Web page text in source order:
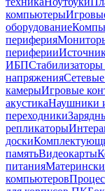
компьютеры
оборудование
периферия
периферии
ИБП
напряжения
камерыИгровые
акустикаНаушники
переходники
репликаторы
доски
памятьВидеокарты
питания
компьютеров